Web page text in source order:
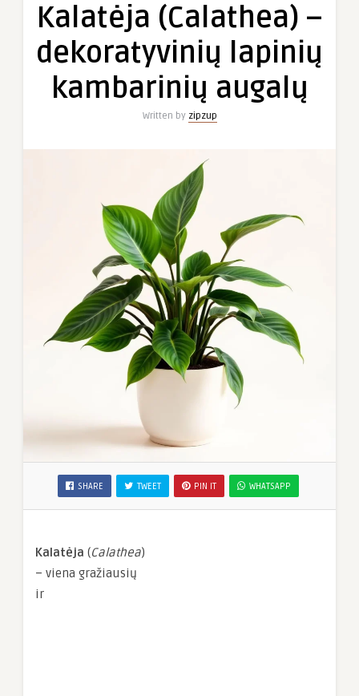
lapinių
kambarinių
Kalatėja (Calathea) –
dekoratyvinių lapinių
kambarinių augalų
Written by zipzup
SHARE TWEET PIN IT WHATSAPP
Kalatėja (Calathea)
– viena gražiausių
ir